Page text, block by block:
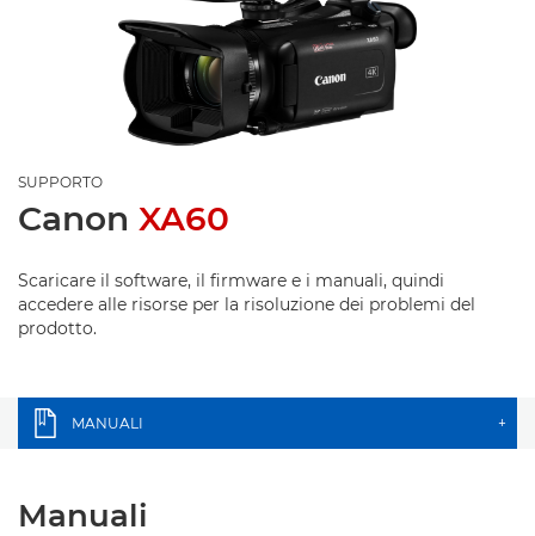
SUPPORTO
Canon XA60
Scaricare il software, il firmware e i manuali, quindi
accedere alle risorse per la risoluzione dei problemi del
prodotto.
MANUALI +
Manuali